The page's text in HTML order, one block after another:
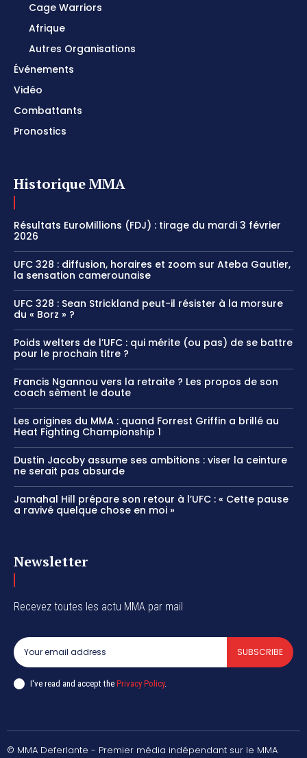
Cage Warriors
Afrique
Autres Organisations
Événements
Vidéo
Combattants
Pronostics
Historique MMA
Résultats EuroMillions (FDJ) : tirage du mardi 3 février
2026
UFC 328 : diffusion, horaires et zoom sur Ateba Gautier,
la sensation camerounaise
UFC 328 : Sean Strickland peut-il résister à la morsure
du « Borz » ?
Poids welters de l’UFC : qui mérite (ou pas) de se battre
pour le prochain titre ?
Francis Ngannou vers la retraite ? Les propos de son
coach sèment le doute
Les origines du MMA : quand Forrest Griffin a brillé au
Heat Fighting Championship 1
Dustin Jacoby assume ses ambitions : viser la ceinture
ne serait pas absurde
Jamahal Hill prépare son retour à l’UFC : « Cette pause
a ravivé quelque chose en moi »
Newsletter
Recevez toutes les actu MMA par mail
SUBSCRIBE
I've read and accept the Privacy Policy.
© MMA Deferlante - Premier média indépendant sur le MMA